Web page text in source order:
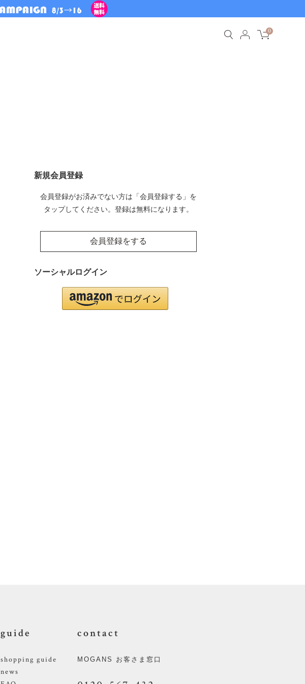
0
新規会員登録
会員登録がお済みでない方は「会員登録する」を
タップしてください。登録は無料になります。
会員登録をする
ソーシャルログイン
guide
shopping guide
news
contact
MOGANS お客さま窓口